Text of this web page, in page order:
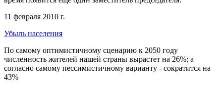
11 февраля 2010 г.
Убыль населения
По самому оптимистичному сценарию к 2050 году
численность жителей нашей страны вырастет на 26%; а
согласно самому пессимистичному варианту - сократится на
43%